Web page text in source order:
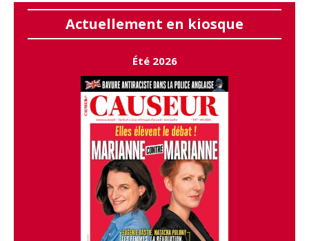
Actuellement en kiosque
Été 2026